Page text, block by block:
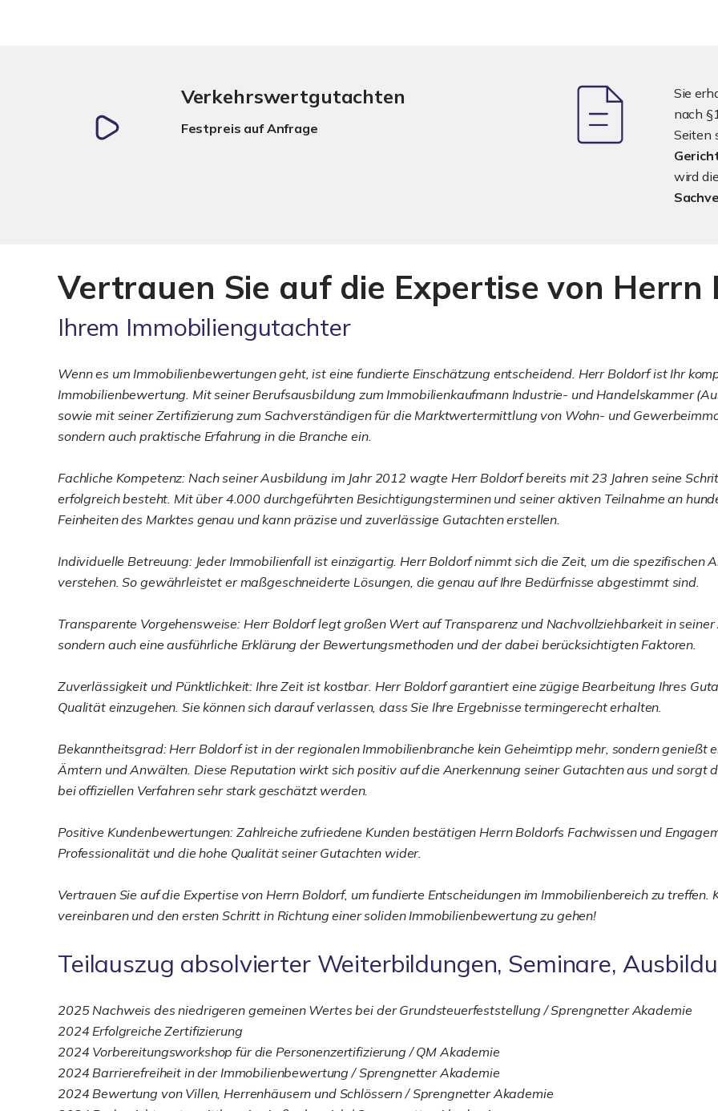
Verkehrswertgutachten
Festpreis auf Anfrage
Sie
nach
Seiten
wird
Vertrauen Sie auf die Expertise von Herrn
Ihrem Immobiliengutachter
Wenn es um Immobilienbewertungen geht, ist eine fundierte Einschätzung entscheidend. Herr Boldorf ist Ihr
Immobilienbewertung. Mit seiner Berufsausbildung zum Immobilienkaufmann Industrie- und Handelskammer
sowie mit seiner Zertifizierung zum Sachverständigen für die Marktwertermittlung von Wohn- und
sondern auch praktische Erfahrung in die Branche ein.
Fachliche Kompetenz: Nach seiner Ausbildung im Jahr 2012 wagte Herr Boldorf bereits mit 23 Jahren seine
erfolgreich besteht. Mit über 4.000 durchgeführten Besichtigungsterminen und seiner aktiven Teilnahme an
Feinheiten des Marktes genau und kann präzise und zuverlässige Gutachten erstellen.
Individuelle Betreuung: Jeder Immobilienfall ist einzigartig. Herr Boldorf nimmt sich die Zeit, um die spezifischen
verstehen. So gewährleistet er maßgeschneiderte Lösungen, die genau auf Ihre Bedürfnisse abgestimmt sind.
Transparente Vorgehensweise: Herr Boldorf legt großen Wert auf Transparenz und Nachvollziehbarkeit in
sondern auch eine ausführliche Erklärung der Bewertungsmethoden und der dabei berücksichtigten Faktoren.
Zuverlässigkeit und Pünktlichkeit: Ihre Zeit ist kostbar. Herr Boldorf garantiert eine zügige Bearbeitung Ihres
Qualität einzugehen. Sie können sich darauf verlassen, dass Sie Ihre Ergebnisse termingerecht erhalten.
Bekanntheitsgrad: Herr Boldorf ist in der regionalen Immobilienbranche kein Geheimtipp mehr, sondern genießt
Ämtern und Anwälten. Diese Reputation wirkt sich positiv auf die Anerkennung seiner Gutachten aus und sorgt
bei offiziellen Verfahren sehr stark geschätzt werden.
Positive Kundenbewertungen: Zahlreiche zufriedene Kunden bestätigen Herrn Boldorfs Fachwissen und
Professionalität und die hohe Qualität seiner Gutachten wider.
Vertrauen Sie auf die Expertise von Herrn Boldorf, um fundierte Entscheidungen im Immobilienbereich zu treffen.
vereinbaren und den ersten Schritt in Richtung einer soliden Immobilienbewertung zu gehen!
Teilauszug absolvierter Weiterbildungen, Seminare,
2025 Nachweis des niedrigeren gemeinen Wertes bei der Grundsteuerfeststellung / Sprengnetter Akademie
2024 Erfolgreiche Zertifizierung
2024 Vorbereitungsworkshop für die Personenzertifizierung / QM Akademie
2024 Barrierefreiheit in der Immobilienbewertung / Sprengnetter Akademie
2024 Bewertung von Villen, Herrenhäusern und Schlössern / Sprengnetter Akademie